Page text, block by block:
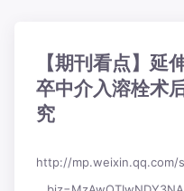
【期刊看点】延
卒中介入溶栓术
究
http://mp.weixin.qq.com/